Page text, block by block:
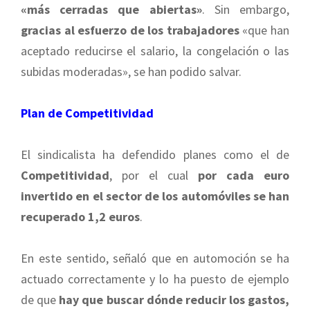
«más cerradas que abiertas». Sin embargo,
gracias al esfuerzo de los trabajadores«que han
aceptado reducirse el salario, la congelación o las
subidas moderadas», se han podido salvar.
Plan de Competitividad
El sindicalista ha defendido planes como el de
Competitividad, por el cual por cada euro
invertido en el sector de los automóviles se han
recuperado 1,2 euros.
En este sentido, señaló que en automoción se ha
actuado correctamente y lo ha puesto de ejemplo
de que hay que buscar dónde reducir los gastos,